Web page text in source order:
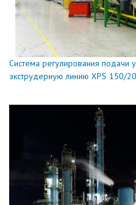
Cистема регулирования подачи
экструдерную линию XPS 150/